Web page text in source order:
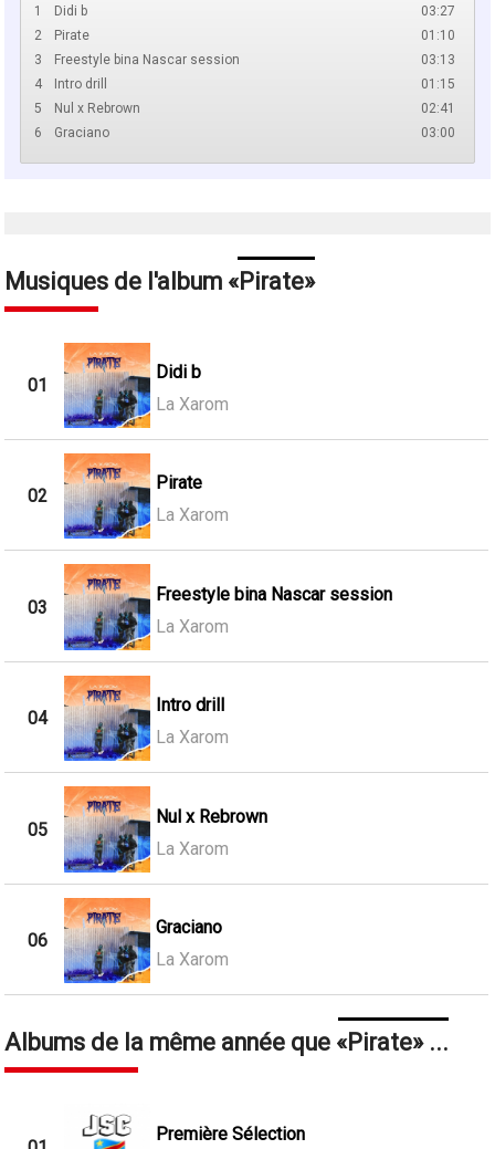
1 03:27
Didi b
2
01:10
Pirate
3
03:13
Freestyle bina Nascar session
4
01:15
Intro drill
5
02:41
Nul x Rebrown
6
03:00
Graciano
Musiques de l'album Pirate
01
Didi b
La Xarom
02
Pirate
La Xarom
03
Freestyle bina Nascar session
La Xarom
04
Intro drill
La Xarom
05
Nul x Rebrown
La Xarom
06
Graciano
La Xarom
Albums de la même année que Pirate ...
Première Sélection